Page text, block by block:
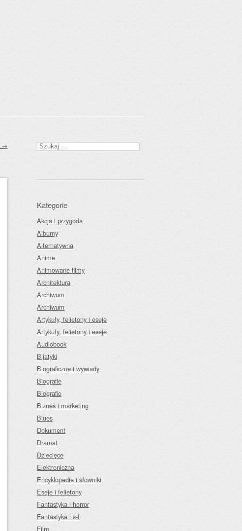
→ Szukaj:
Kategorie
Akcja i przygoda
Albumy
Alternatywna
Anime
Animowane filmy
Architektura
Archiwum
Archiwum
Artykuły, felietony i eseje
Artykuły, felietony i eseje
Audiobook
Bijatyki
Biograficzne i wywiady
Biografie
Biografie
Biznes i marketing
Blues
Dokument
Dramat
Dziecięce
Elektroniczna
Encyklopedie i słowniki
Eseje i felietony
Fantastyka i horror
Fantastyka i s-f
Film